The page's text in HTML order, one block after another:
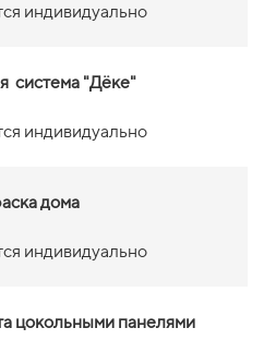
индивидуально
система "Дёке"
индивидуально
дома
индивидуально
цокольными панелями